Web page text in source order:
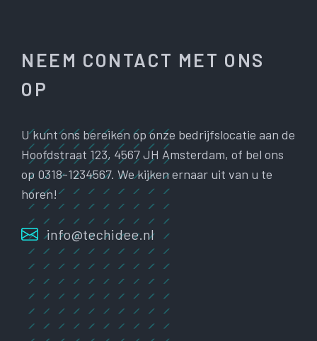
NEEM CONTACT MET ONS
OP
U kunt ons bereiken op onze bedrijfslocatie aan de
Hoofdstraat 123, 4567 JH Amsterdam, of bel ons
op 0318-1234567. We kijken ernaar uit van u te
horen!
info@techidee.nl